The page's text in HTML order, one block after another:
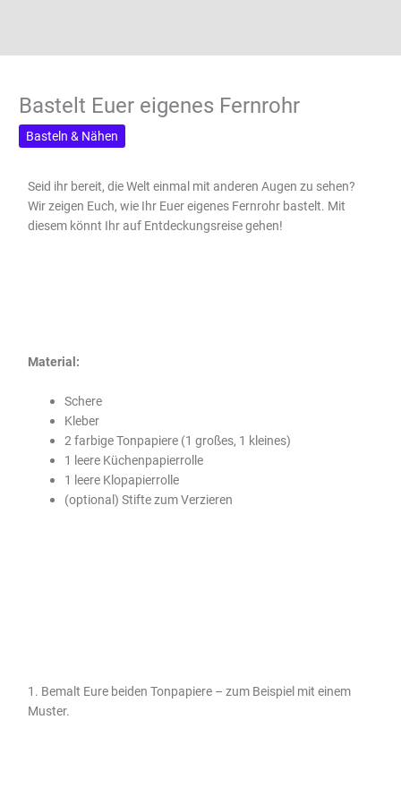
Bastelt Euer eigenes Fernrohr
Basteln & Nähen
Seid ihr bereit, die Welt einmal mit anderen Augen zu sehen?
Wir zeigen Euch, wie Ihr Euer eigenes Fernrohr bastelt. Mit
diesem könnt Ihr auf Entdeckungsreise gehen!
Material:
Schere
Kleber
2 farbige Tonpapiere (1 großes, 1 kleines)
1 leere Küchenpapierrolle
1 leere Klopapierrolle
(optional) Stifte zum Verzieren
1. Bemalt Eure beiden Tonpapiere – zum Beispiel mit einem
Muster.